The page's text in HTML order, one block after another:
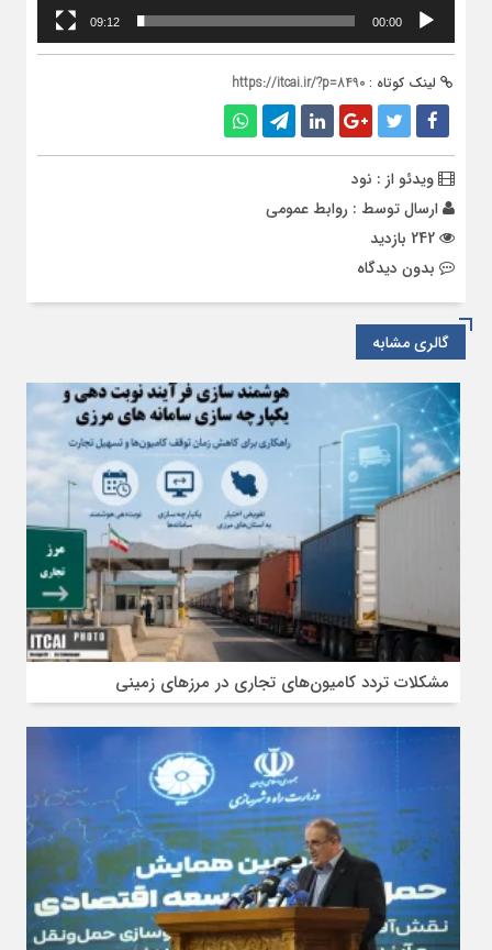
00:00
09:12
لینک کوتاه : https://itcai.ir/?p=8490
ویدئو از : نود
ارسال توسط : روابط عمومی
بدون دیدگاه
گالری مشابه
مشکلات تردد کامیون‌های تجاری در مرز‌های زمینی